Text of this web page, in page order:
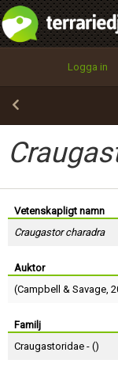
Logga in
Vetenskapligt namn
Craugastor charadra
Auktor
(Campbell & Savage,
Familj
Craugastoridae - ()
integritetspolicy
Namn:
Epost:
Användarnamn:
Lösenord:
Terms of Service
Begär nytt